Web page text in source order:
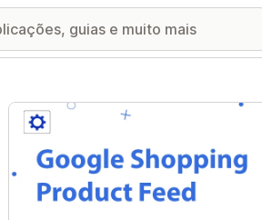
Galeria de imagens em destaque